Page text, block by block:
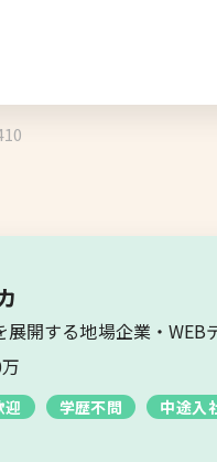
職情報
。
展開する地場企業・
迎 学歴不問 中途入